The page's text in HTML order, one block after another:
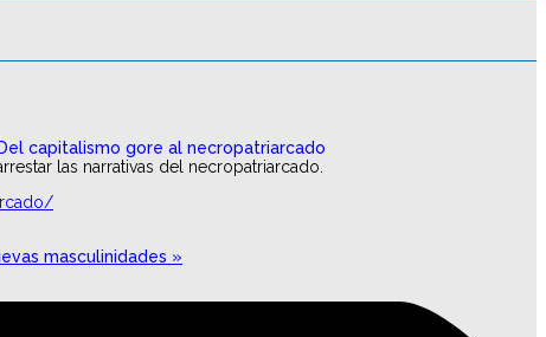
las narrativas del necropatriarcado.
masculinidades »